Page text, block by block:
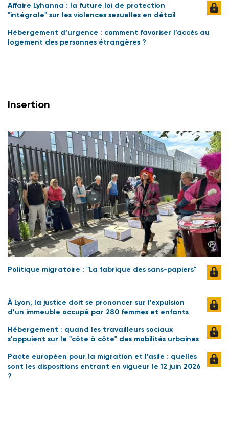
Affaire Lyhanna : la future loi de protection
"intégrale" sur les violences sexuelles en détail
Hébergement d’urgence : comment favoriser l’accès au
logement des personnes étrangères ?
Insertion
Politique migratoire : "La fabrique des sans-papiers"
À Lyon, la justice doit se prononcer sur l’expulsion
d’un immeuble occupé par 280 femmes et enfants
Hébergement : quand les travailleurs sociaux
s'appuient sur le "côte à côte" des mobilités urbaines
Pacte européen pour la migration et l’asile : quelles
sont les dispositions entrant en vigueur le 12 juin 2026
?